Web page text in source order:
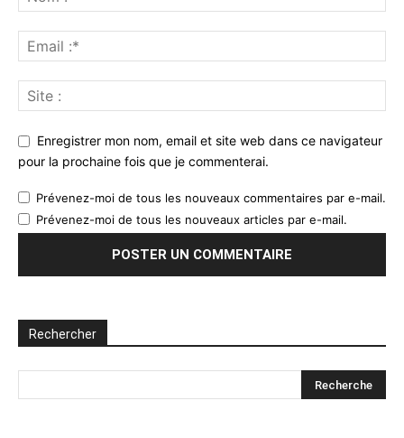
Enregistrer mon nom, email et site web dans ce navigateur
pour la prochaine fois que je commenterai.
Prévenez-moi de tous les nouveaux commentaires par e-mail.
Prévenez-moi de tous les nouveaux articles par e-mail.
Rechercher